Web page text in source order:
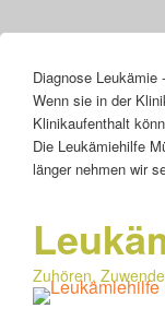
Header
Top
Sidebar
Widget
Area
Diagnose Leukämie
Wenn sie in der
Klinikaufenthalt
Die Leukämiehilfe
länger nehmen wir
Zuhören.